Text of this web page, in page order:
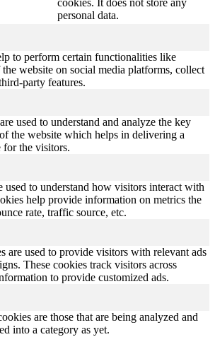
personal data.
to perform certain functionalities like
website on social media platforms, collect
party features.
used to understand and analyze the key
the website which helps in delivering a
for the visitors.
used to understand how visitors interact with
help provide information on metrics the
rate, traffic source, etc.
are used to provide visitors with relevant ads
These cookies track visitors across
to provide customized ads.
are those that are being analyzed and
into a category as yet.